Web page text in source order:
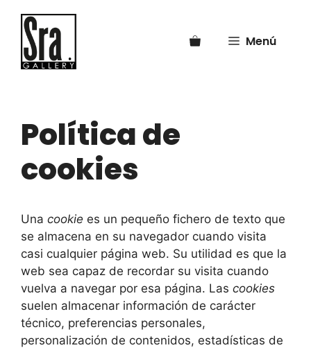
contenido
Menú
Política de
cookies
Una cookie es un pequeño fichero de texto que
se almacena en su navegador cuando visita
casi cualquier página web. Su utilidad es que la
web sea capaz de recordar su visita cuando
vuelva a navegar por esa página. Las cookies
suelen almacenar información de carácter
técnico, preferencias personales,
personalización de contenidos, estadísticas de